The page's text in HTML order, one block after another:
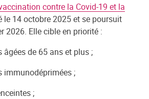
contre la Covid-19 et la
le 14 octobre 2025 et se poursuit
2026. Elle cible en priorité :
âgées de 65 ans et plus ;
immunodéprimées ;
;